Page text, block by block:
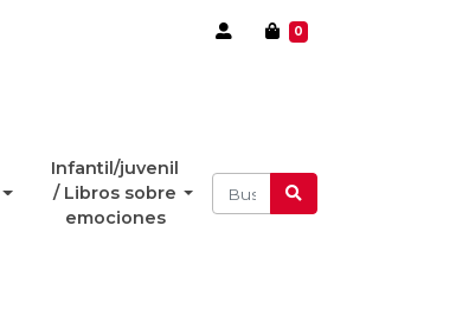
0
Infantil/juvenil
/ Libros sobre
emociones